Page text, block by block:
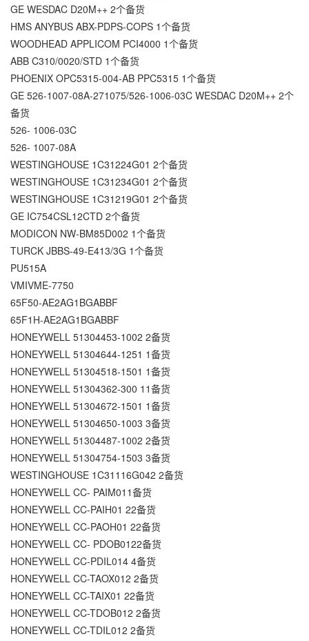
GE WESDAC D20M++ 2个备货
HMS ANYBUS ABX-PDPS-COPS 1个备货
WOODHEAD APPLICOM PCI4000 1个备货
ABB C310/0020/STD 1个备货
PHOENIX OPC5315-004-AB PPC5315 1个备货
GE 526-1007-08A-271075/526-1006-03C WESDAC D20M++ 2个
备货
526- 1006-03C
526- 1007-08A
WESTINGHOUSE 1C31224G01 2个备货
WESTINGHOUSE 1C31234G01 2个备货
WESTINGHOUSE 1C31219G01 2个备货
GE IC754CSL12CTD 2个备货
MODICON NW-BM85D002 1个备货
TURCK JBBS-49-E413/3G 1个备货
PU515A
VMIVME-7750
65F50-AE2AG1BGABBF
65F1H-AE2AG1BGABBF
HONEYWELL 51304453-1002 2备货
HONEYWELL 51304644-1251 1备货
HONEYWELL 51304518-1501 1备货
HONEYWELL 51304362-300 11备货
HONEYWELL 51304672-1501 1备货
HONEYWELL 51304650-1003 3备货
HONEYWELL 51304487-1002 2备货
HONEYWELL 51304754-1503 3备货
WESTINGHOUSE 1C31116G042 2备货
HONEYWELL CC- PAIM011备货
HONEYWELL CC-PAIH01 22备货
HONEYWELL CC-PAOH01 22备货
HONEYWELL CC- PDOB0122备货
HONEYWELL CC-PDIL014 4备货
HONEYWELL CC-TAOX012 2备货
HONEYWELL CC-TAIX01 22备货
HONEYWELL CC-TDOB012 2备货
HONEYWELL CC-TDIL012 2备货